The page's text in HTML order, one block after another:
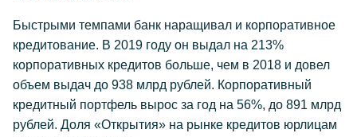
Быстрыми темпами банк наращивал и корпоративное
кредитование. В 2019 году он выдал на 213%
корпоративных кредитов больше, чем в 2018 и довел
объем выдач до 938 млрд рублей. Корпоративный
кредитный портфель вырос за год на 56%, до 891 млрд
рублей. Доля «Открытия» на рынке кредитов юрлицам